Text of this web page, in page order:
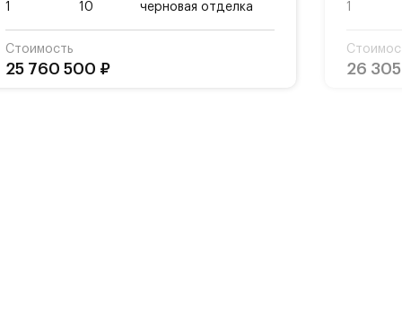
1
10
черновая отделка
Стоимость
25 760 500 ₽
1
26